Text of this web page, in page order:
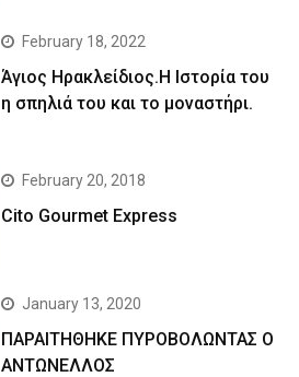
February 18, 2022
Άγιος Ηρακλείδιος.Η Ιστορία του
η σπηλιά του και το μοναστήρι.
February 20, 2018
Cito Gourmet Express
January 13, 2020
ΠΑΡΑΙΤΗΘΗΚΕ ΠΥΡΟΒΟΛΩΝΤΑΣ Ο
ΑΝΤΩΝΕΛΛΟΣ